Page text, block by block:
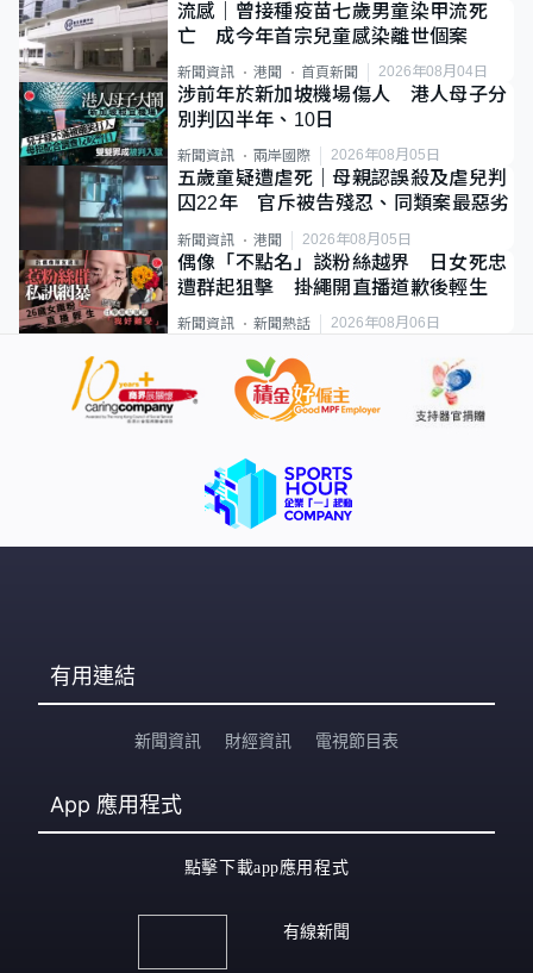
流感｜曾接種疫苗七歲男童染甲流死
亡 成今年首宗兒童感染離世個案
新聞資訊 港聞 首頁新聞 2026年08月04日
涉前年於新加坡機場傷人 港人母子分
別判囚半年、10日
新聞資訊 兩岸國際 2026年08月05日
五歲童疑遭虐死｜母親認誤殺及虐兒判
囚22年 官斥被告殘忍、同類案最惡劣
新聞資訊 港聞 2026年08月05日
偶像「不點名」談粉絲越界 日女死忠
遭群起狙擊 掛繩開直播道歉後輕生
新聞資訊 新聞熱話 2026年08月06日
有用連結
新聞資訊 財經資訊 電視節目表
App 應用程式
點擊下載app應用程式
有線新聞